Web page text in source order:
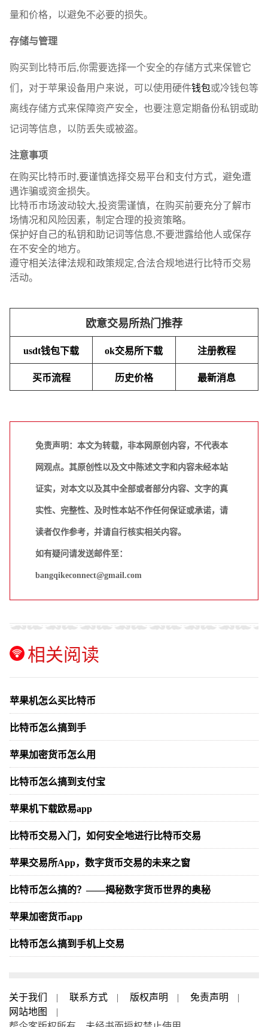
量和价格，以避免不必要的损失。
存储与管理
购买到比特币后,你需要选择一个安全的存储方式来保管它
们，对于苹果设备用户来说，可以使用硬件钱包或冷钱包等
离线存储方式来保障资产安全，也要注意定期备份私钥或助
记词等信息，以防丢失或被盗。
注意事项
在购买比特币时,要谨慎选择交易平台和支付方式，避免遭
遇诈骗或资金损失。
比特币市场波动较大,投资需谨慎，在购买前要充分了解市
场情况和风险因素，制定合理的投资策略。
保护好自己的私钥和助记词等信息,不要泄露给他人或保存
在不安全的地方。
遵守相关法律法规和政策规定,合法合规地进行比特币交易
活动。
欧意交易所热门推荐
usdt钱包下载 ok交易所下载 注册教程
买币流程 历史价格 最新消息
免责声明：本文为转载，非本网原创内容，不代表本
网观点。其原创性以及文中陈述文字和内容未经本站
证实，对本文以及其中全部或者部分内容、文字的真
实性、完整性、及时性本站不作任何保证或承诺，请
读者仅作参考，并请自行核实相关内容。
如有疑问请发送邮件至：
bangqikeconnect@gmail.com
相关阅读
苹果机怎么买比特币
比特币怎么搞到手
苹果加密货币怎么用
比特币怎么搞到支付宝
苹果机下载欧易app
比特币交易入门，如何安全地进行比特币交易
苹果交易所App，数字货币交易的未来之窗
比特币怎么搞的？——揭秘数字货币世界的奥秘
苹果加密货币app
比特币怎么搞到手机上交易
关于我们 | 联系方式 | 版权声明 | 免责声明
|
网站地图
|